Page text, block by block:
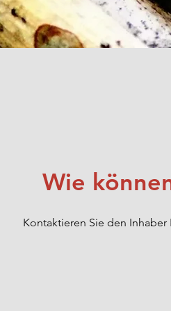
Wie
Kontaktieren Sie den Inhaber